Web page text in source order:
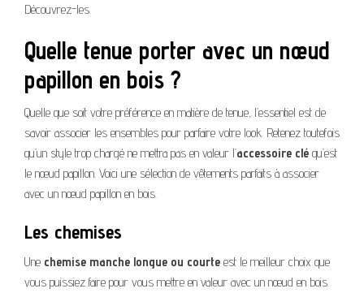
Découvrez-les.
Quelle tenue porter avec un nœud
papillon en bois ?
Quelle que soit votre préférence en matière de tenue, l’essentiel est de
savoir associer les ensembles pour parfaire votre look. Retenez toutefois
qu’un style trop chargé ne mettra pas en valeur l’accessoire clé qu’est
le nœud papillon. Voici une sélection de vêtements parfaits à associer
avec un nœud papillon en bois.
Les chemises
Une chemise manche longue ou courte est le meilleur choix que
vous puissiez faire pour vous mettre en valeur avec un nœud en bois.